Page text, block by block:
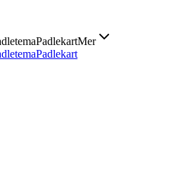
PadlekartMer
Padlekart